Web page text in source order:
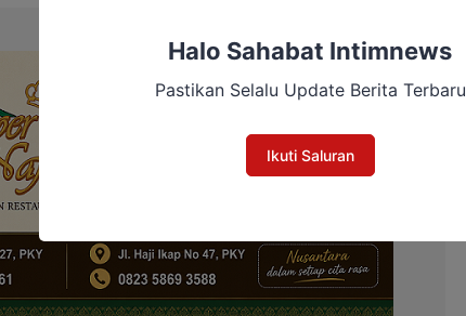
Halo Sahabat Intimnews
Pastikan Selalu Update Berita Terbaru
Ikuti Saluran